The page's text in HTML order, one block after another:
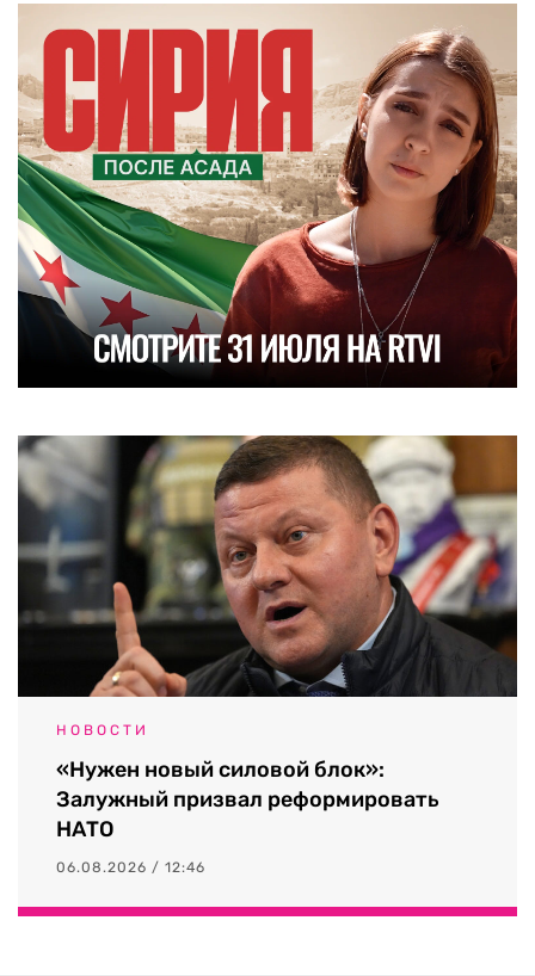
НОВОСТИ
«Нужен новый силовой блок»:
Залужный призвал реформировать
НАТО
06.08.2026 / 12:46